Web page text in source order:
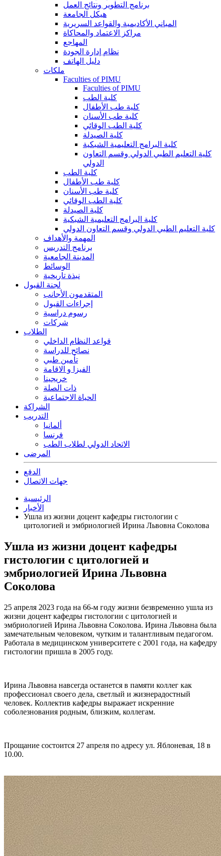
برنامج التطوير ونتائج العمل
هيكل الجامعة
المباني الأكاديمية والقواعد السريرية
مراكز الاعتماد والمحاكاة
المهاجع
نظام إدارة الجودة
دليل الهاتف
ملكات
Faculties of PIMU
Faculties of PIMU
كلية الطب
كلية طب الأطفال
كلية طب الأسنان
كلية الطب الوقائي
كلية الصيدلة
كلية البرامج التعليمية الشبكية
كلية التعليم الطبي الدولي وقسم التعاون
الدولي
كلية الطب
كلية طب الأطفال
كلية طب الأسنان
كلية الطب الوقائي
كلية الصيدلة
كلية البرامج التعليمية الشبكية
كلية التعليم الطبي الدولي وقسم التعاون الدولي
المهمة والأهداف
برنامج التدريس
المدينة الجامعية
الوسائط
نبذة تاريخية
لجنة القبول
المتقدمون الأجانب
إجراءات القبول
رسوم دراسية
شركات
الطلاب
قواعد النظام الداخلي
نصائح للدراسة
تأمين طبي
الفيزا و الاقامة
خريجينا
ذات الصلة
الحياة الاجتماعية
الشراكة
التدريب
ألمانيا
فرنسا
الاتحاد الدولي لطلاب الطب
المرضى
الدفع
جهات الاتصال
الرئيسية
الأخبار
Ушла из жизни доцент кафедры гистологии с
цитологией и эмбриологией Ирина Львовна Соколова
Ушла из жизни доцент кафедры
гистологии с цитологией и
эмбриологией Ирина Львовна
Соколова
25 апреля 2023 года на 66-м году жизни безвременно ушла из
жизни доцент кафедры гистологии с цитологией и
эмбриологией Ирина Львовна Соколова. Ирина Львовна была
замечательным человеком, чутким и талантливым педагогом.
Работала в медицинском университете с 2001 года, на кафедру
гистологии пришла в 2005 году.
Ирина Львовна навсегда останется в памяти коллег как
профессионал своего дела, светлый и жизнерадостный
человек. Коллектив кафедры выражает искренние
соболезнования родным, близким, коллегам.
Прощание состоится 27 апреля по адресу ул. Яблоневая, 18 в
10.00.